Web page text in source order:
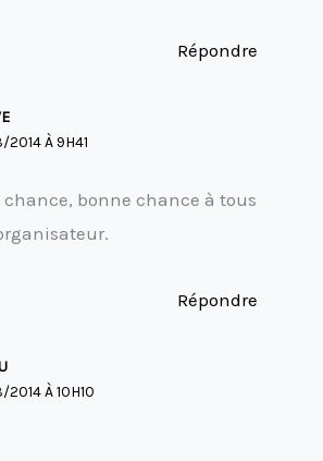
Répondre
À 9H41
chance, bonne chance à tous
Répondre
À 10H10